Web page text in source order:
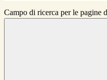
Campo di ricerca per le pagine